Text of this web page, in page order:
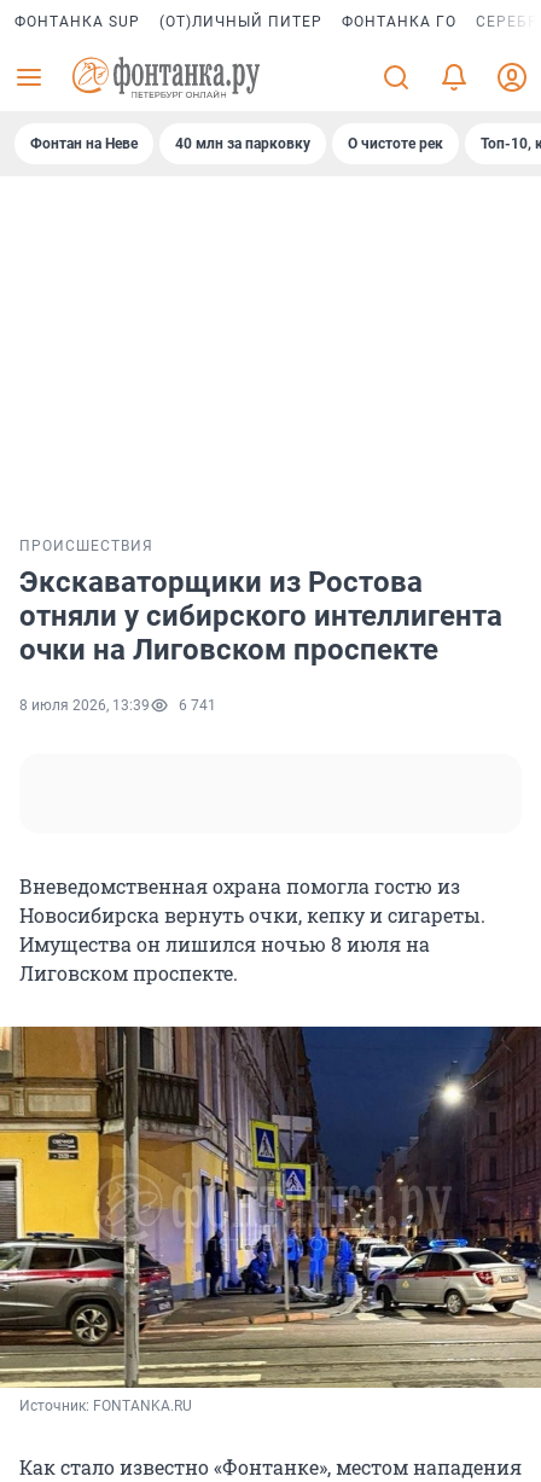
ФОНТАНКА SUP (ОТ)ЛИЧНЫЙ ПИТЕР ФОНТАНКА ГО
Фонтан на Неве 40 млн за парковку О чистоте рек Топ-10,
ПРОИСШЕСТВИЯ
Экскаваторщики из Ростова
отняли у сибирского интеллигента
очки на Лиговском проспекте
8 июля 2026, 13:39 6 741
Вневедомственная охрана помогла гостю из
Новосибирска вернуть очки, кепку и сигареты.
Имущества он лишился ночью 8 июля на
Лиговском проспекте.
Источник: FONTANKA.RU
Как стало известно «Фонтанке», местом нападения